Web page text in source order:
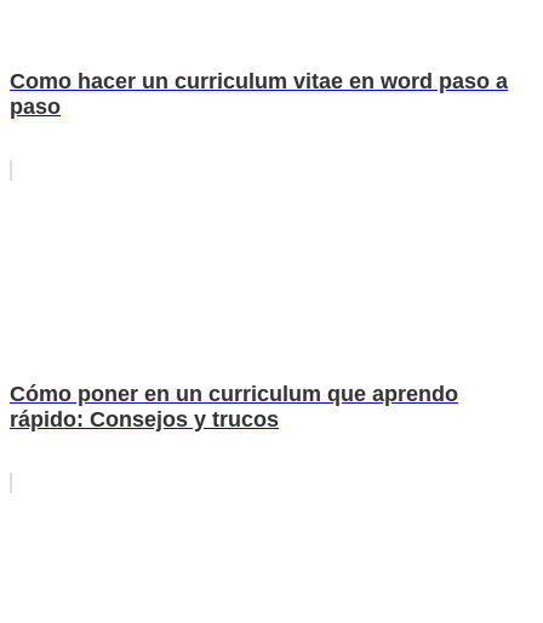
Como hacer un curriculum vitae en word paso a
paso
Cómo poner en un curriculum que aprendo
rápido: Consejos y trucos